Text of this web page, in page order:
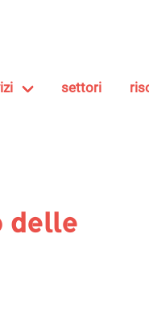
settori
delle